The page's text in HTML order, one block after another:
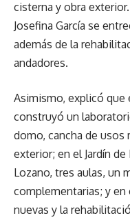
cisterna y obra
Josefina García se
además de la
andadores.
Asimismo, explicó que
construyó un
domo, cancha de usos
exterior; en el Jardín
Lozano, tres aulas, un
complementarias; y en
nuevas y la